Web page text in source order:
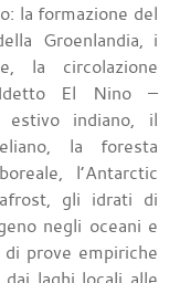
la formazione del
Groenlandia, i
la circolazione
El Nino –
estivo indiano, il
la foresta
l’Antarctic
gli idrati di
negli oceani e
di prove empiriche